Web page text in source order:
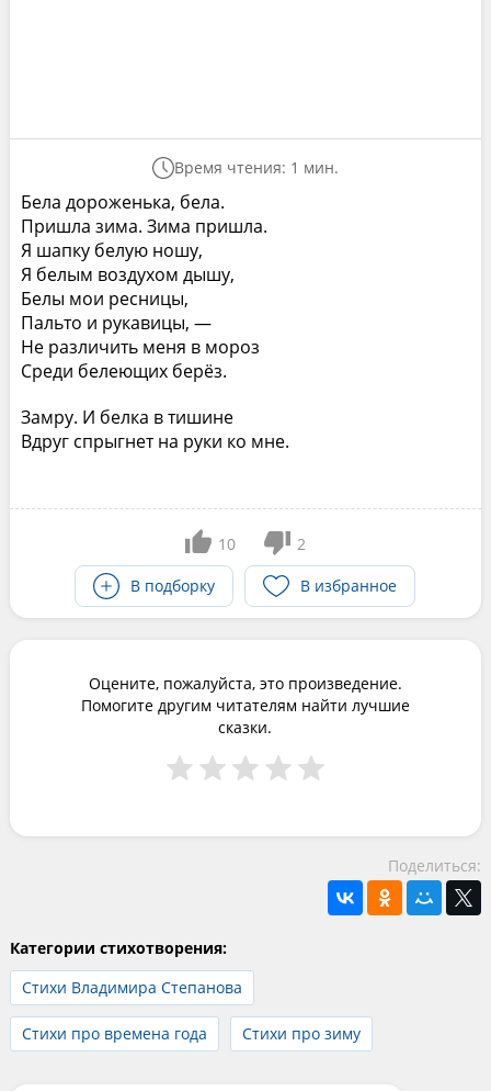
Время чтения: 1 мин.
Бела дороженька, бела.
Пришла зима. Зима пришла.
Я шапку белую ношу,
Я белым воздухом дышу,
Белы мои ресницы,
Пальто и рукавицы, —
Не различить меня в мороз
Среди белеющих берёз.
Замру. И белка в тишине
Вдруг спрыгнет на руки ко мне.
10
2
В подборку
В избранное
Оцените, пожалуйста, это произведение.
Помогите другим читателям найти лучшие
сказки.
Поделиться:
Категории стихотворения:
Стихи Владимира Степанова
Стихи про времена года Стихи про зиму